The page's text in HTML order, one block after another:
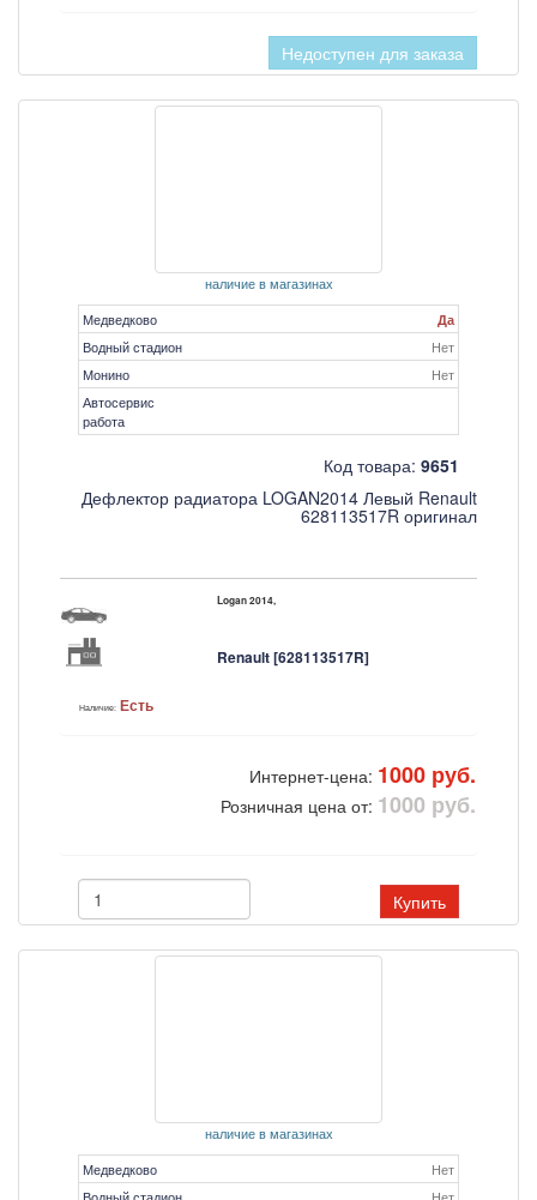
Недоступен для заказа
наличие в магазинах
Медведково
Да
Водный стадион
Нет
Монино
Нет
Автосервис
работа
Код товара: 9651
Дефлектор радиатора LOGAN2014 Левый Renault
628113517R оригинал
Logan 2014,
Renault [628113517R]
Наличие: Есть
Интернет-цена: 1000 руб.
Розничная цена от: 1000 руб.
Купить
наличие в магазинах
Медведково
Нет